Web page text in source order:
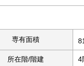
専有面積
所在階/階建 4